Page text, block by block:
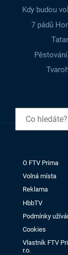
Kdy budou
7 pádů
O FTV Prima
Volná místa
Reklama
HbbTV
Podmínky
Cookies
Vlastník FTV
r.o.